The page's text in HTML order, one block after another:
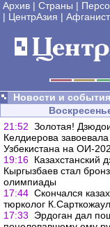
Архив | Страны |
| ЦентрАзия |
Новости и события
21:52 Золотая!
Келдиерова
Узбекистана на ОИ-
19:16 Казахстанский
Кыргызбаев стал
олимпиады
17:44 Скончался
тюрколог
17:33
Эрдоган дал